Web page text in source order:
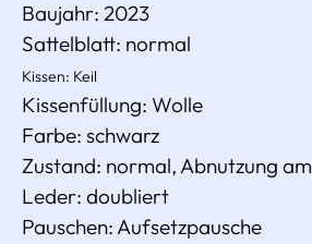
Baujahr: 2023
Sattelblatt: normal
Kissen: Keil
Kissenfüllung: Wolle
Farbe: schwarz
Zustand: normal, Abnutzung
Leder: doubliert
Pauschen:Aufsetzpausche